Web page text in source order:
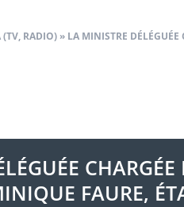
(TV, RADIO) » LA MINISTRE DÉLÉGUÉE
FAURE,